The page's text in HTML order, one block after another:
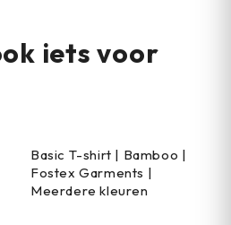
iets voor
Basic T-shirt | Bamboo |
Fostex Garments |
Meerdere kleuren